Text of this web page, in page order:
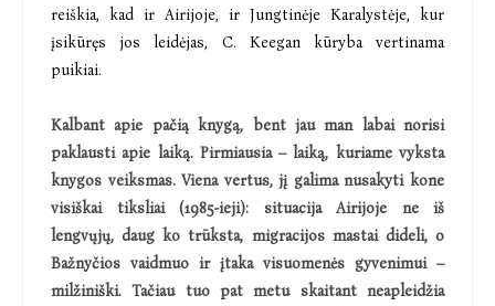
reiškia, kad ir Airijoje, ir Jungtinėje Karalystėje, kur
įsikūręs jos leidėjas, C. Keegan kūryba vertinama
puikiai.
Kalbant apie pačią knygą, bent jau man labai norisi
paklausti apie laiką. Pirmiausia – laiką, kuriame vyksta
knygos veiksmas. Viena vertus, jį galima nusakyti kone
visiškai tiksliai (1985-ieji): situacija Airijoje ne iš
lengvųjų, daug ko trūksta, migracijos mastai dideli, o
Bažnyčios vaidmuo ir įtaka visuomenės gyvenimui –
milžiniški. Tačiau tuo pat metu skaitant neapleidžia